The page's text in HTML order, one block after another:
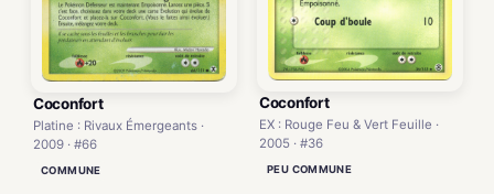
Coconfort
Platine : Rivaux Émergeants ·
2009 · #66
COMMUNE
Coconfort
EX : Rouge Feu & Vert Feuille ·
2005 · #36
PEU COMMUNE